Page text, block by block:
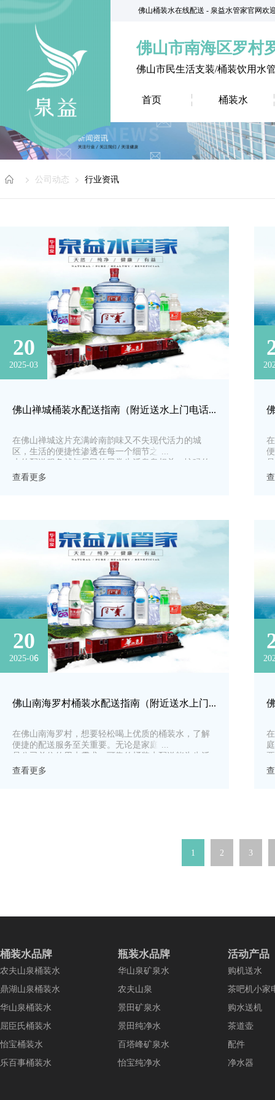
佛山桶装水在线配送 - 泉益水管家官网欢
佛山市南海区罗村
佛山市民生活支装/桶装饮用水
首页 桶装水
公司动态 行业资讯
20
2025-03
佛山禅城桶装水配送指南（附近送水上门电话）
在佛山禅城这片充满岭南韵味又不失现代活力的城
区，生活的便捷性渗透在每一个细节之中，其中桶装
水的配送服务就与居民的日常生活息息相关。忙碌的
工作日，或是慵懒的周末，想要轻松畅饮干净健康的
查看更多
20
2025-06
佛山南海罗村桶装水配送指南（附近送水上门电话）
​在佛山南海罗村，想要轻松喝上优质的桶装水，了解
便捷的配送服务至关重要。无论是家庭日常饮用，还
是公司单位的用水需求，可靠的桶装水配送能为生活
和工作带来诸多便利。下面就为大家详细介绍罗村的
查看更多
1 2 3
桶装水品牌
农夫山泉桶装水
鼎湖山泉桶装水
华山泉桶装水
屈臣氏桶装水
怡宝桶装水
乐百事桶装水
瓶装水品牌
华山泉矿泉水
农夫山泉
景田矿泉水
景田纯净水
百塔峰矿泉水
怡宝纯净水
活动产品
购机送水
茶吧机小家
购水送机
茶道壶
配件
净水器